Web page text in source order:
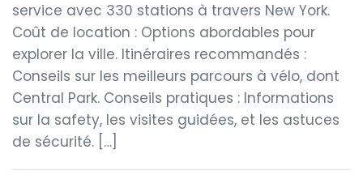
service avec 330 stations à travers New York.
Coût de location : Options abordables pour
explorer la ville. Itinéraires recommandés :
Conseils sur les meilleurs parcours à vélo, dont
Central Park. Conseils pratiques : Informations
sur la safety, les visites guidées, et les astuces
de sécurité. […]